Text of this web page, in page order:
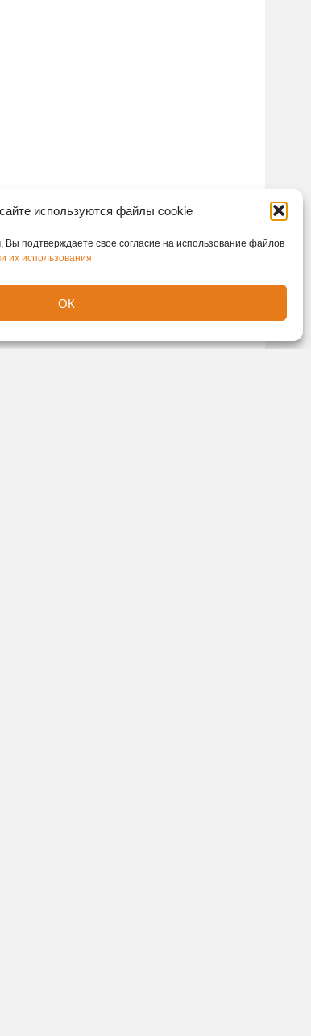
используются файлы cookie
Вы подтверждаете свое согласие на использование файлов
их использования
ОК